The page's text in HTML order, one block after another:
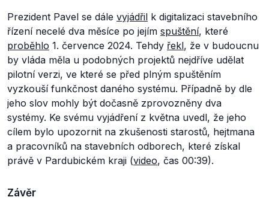
Prezident Pavel se dále vyjádřil k digitalizaci stavebního
řízení necelé dva měsíce po jejím spuštění, které
proběhlo 1. července 2024. Tehdy řekl, že v budoucnu
by vláda měla u podobných projektů nejdříve udělat
pilotní verzi, ve které se před plným spuštěním
vyzkouší funkčnost daného systému. Případně by dle
jeho slov mohly být dočasně zprovozněny dva
systémy. Ke svému vyjádření z května uvedl, že jeho
cílem bylo upozornit na zkušenosti starostů, hejtmana
a pracovníků na stavebních odborech, které získal
právě v Pardubickém kraji (video, čas 00:39).
Závěr